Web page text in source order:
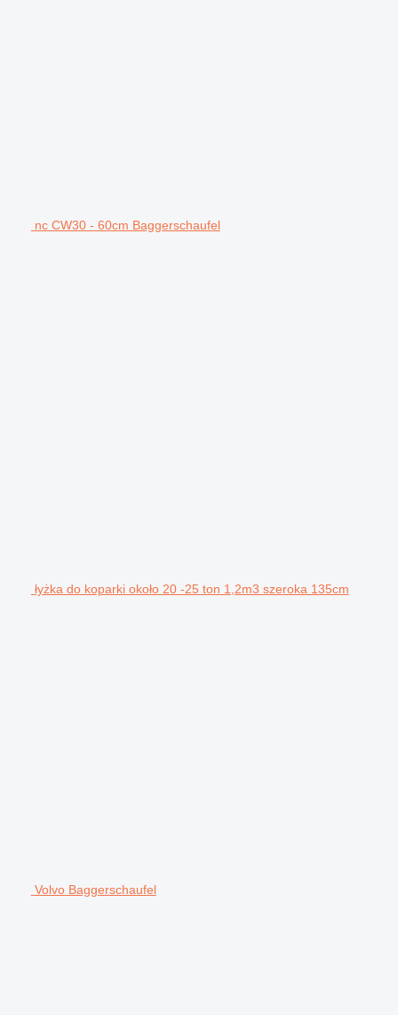
nc CW30 - 60cm Baggerschaufel
łyżka do koparki około 20 -25 ton 1,2m3 szeroka 135cm
Volvo Baggerschaufel